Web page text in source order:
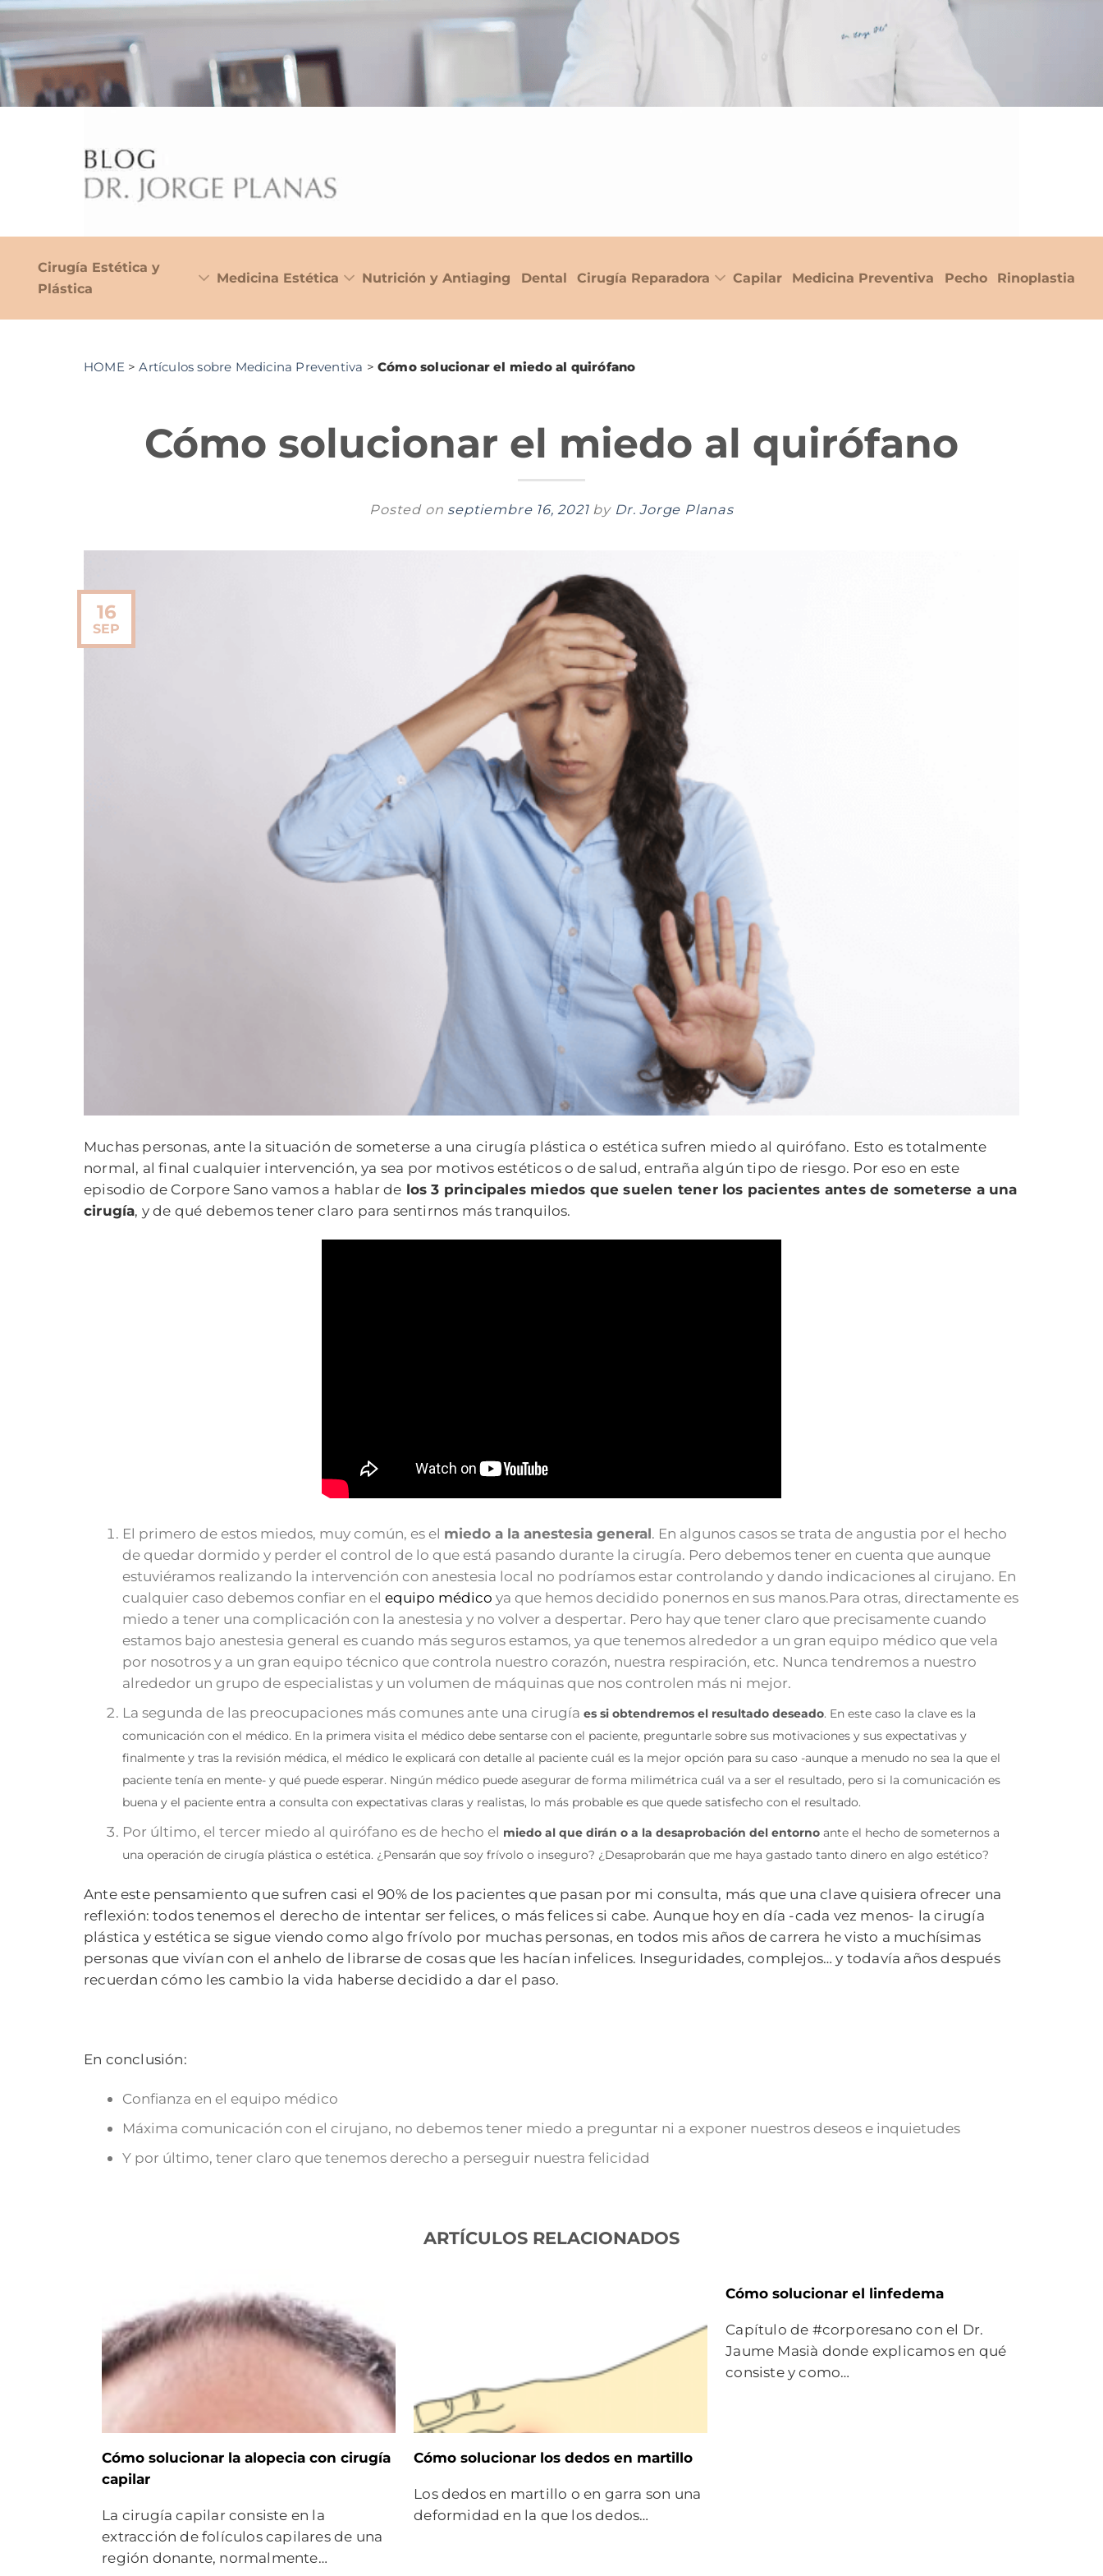
Cirugía Estética y
Plástica
Medicina Estética Nutrición y Antiaging Dental Cirugía Reparadora Capilar Medicina Preventiva Pecho Rinoplastia
HOME>Artículos sobre Medicina Preventiva >Cómo solucionar el miedo al quirófano
Cómo solucionar el miedo al quirófano
Posted on septiembre 16, 2021 by Dr. Jorge Planas
16
SEP
Muchas personas, ante la situación de someterse a una cirugía plástica o estética sufren miedo al quirófano. Esto es totalmente
normal, al final cualquier intervención, ya sea por motivos estéticos o de salud, entraña algún tipo de riesgo. Por eso en este
episodio de Corpore Sano vamos a hablar de los 3 principales miedos que suelen tener los pacientes antes de someterse a una
cirugía, y de qué debemos tener claro para sentirnos más tranquilos.
El primero de estos miedos, muy común, es el miedo a la anestesia general. En algunos casos se trata de angustia por el hecho
de quedar dormido y perder el control de lo que está pasando durante la cirugía. Pero debemos tener en cuenta que aunque
estuviéramos realizando la intervención con anestesia local no podríamos estar controlando y dando indicaciones al cirujano. En
cualquier caso debemos confiar en el equipo médico ya que hemos decidido ponernos en sus manos.Para otras, directamente es
miedo a tener una complicación con la anestesia y no volver a despertar. Pero hay que tener claro que precisamente cuando
estamos bajo anestesia general es cuando más seguros estamos, ya que tenemos alrededor a un gran equipo médico que vela
por nosotros y a un gran equipo técnico que controla nuestro corazón, nuestra respiración, etc. Nunca tendremos a nuestro
alrededor un grupo de especialistas y un volumen de máquinas que nos controlen más ni mejor.
La segunda de las preocupaciones más comunes ante una cirugía es si obtendremos el resultado deseado. En este caso la clave es la
comunicación con el médico. En la primera visita el médico debe sentarse con el paciente, preguntarle sobre sus motivaciones y sus expectativas y
finalmente y tras la revisión médica, el médico le explicará con detalle al paciente cuál es la mejor opción para su caso -aunque a menudo no sea la que el
paciente tenía en mente- y qué puede esperar. Ningún médico puede asegurar de forma milimétrica cuál va a ser el resultado, pero si la comunicación es
buena y el paciente entra a consulta con expectativas claras y realistas, lo más probable es que quede satisfecho con el resultado.
Por último, el tercer miedo al quirófano es de hecho el miedo al que dirán o a la desaprobación del entornoante el hecho de someternos a
una operación de cirugía plástica o estética. ¿Pensarán que soy frívolo o inseguro? ¿Desaprobarán que me haya gastado tanto dinero en algo estético?
Ante este pensamiento que sufren casi el 90% de los pacientes que pasan por mi consulta, más que una clave quisiera ofrecer una
reflexión: todos tenemos el derecho de intentar ser felices, o más felices si cabe. Aunque hoy en día -cada vez menos- la cirugía
plástica y estética se sigue viendo como algo frívolo por muchas personas, en todos mis años de carrera he visto a muchísimas
personas que vivían con el anhelo de librarse de cosas que les hacían infelices. Inseguridades, complejos… y todavía años después
recuerdan cómo les cambio la vida haberse decidido a dar el paso.
En conclusión:
Confianza en el equipo médico
Máxima comunicación con el cirujano, no debemos tener miedo a preguntar ni a exponer nuestros deseos e inquietudes
Y por último, tener claro que tenemos derecho a perseguir nuestra felicidad
ARTÍCULOS RELACIONADOS
Cómo solucionar la alopecia con cirugía
capilar
La cirugía capilar consiste en la
extracción de folículos capilares de una
región donante, normalmente…
Cómo solucionar los dedos en martillo
Los dedos en martillo o en garra son una
deformidad en la que los dedos…
Cómo solucionar el linfedema
Capítulo de #corporesano con el Dr.
Jaume Masià donde explicamos en qué
consiste y como…